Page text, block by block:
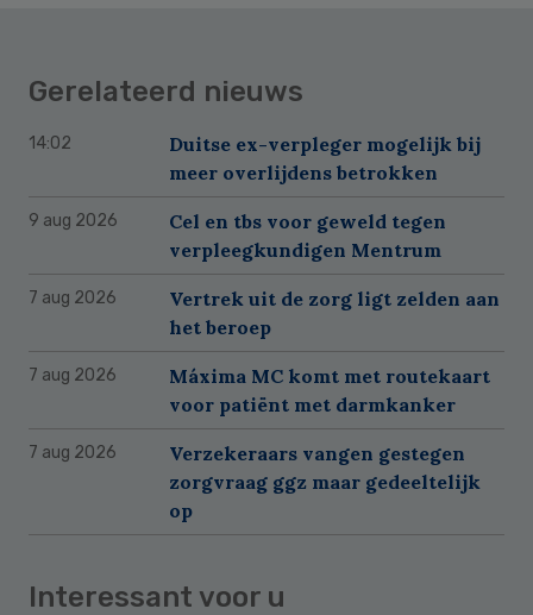
Gerelateerd nieuws
14:02
Duitse ex-verpleger mogelijk bij
meer overlijdens betrokken
9 aug 2026
Cel en tbs voor geweld tegen
verpleegkundigen Mentrum
7 aug 2026
Vertrek uit de zorg ligt zelden aan
het beroep
7 aug 2026
Máxima MC komt met routekaart
voor patiënt met darmkanker
7 aug 2026
Verzekeraars vangen gestegen
zorgvraag ggz maar gedeeltelijk
op
Interessant voor u